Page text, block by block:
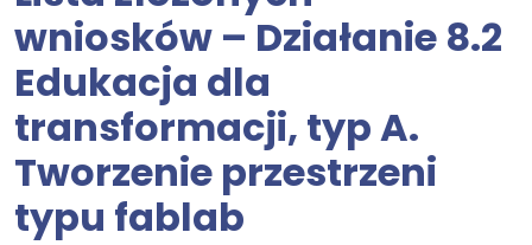
wniosków – Działanie 8.2
Edukacja dla
transformacji, typ A.
Tworzenie przestrzeni
typu fablab